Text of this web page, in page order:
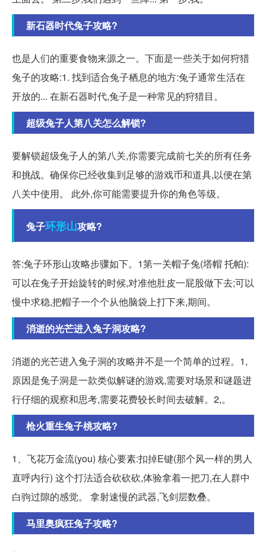
新石器时代兔子攻略?
也是人们的重要食物来源之一。下面是一些关于如何狩猎
兔子的攻略:1. 找到适合兔子栖息的地方:兔子通常生活在
开放的... 在新石器时代,兔子是一种常见的狩猎目。
超级兔子人第八关怎么解锁?
要解锁超级兔子人的第八关,你需要完成前七关的所有任务
和挑战。确保你已经收集到足够的游戏币和道具,以便在第
八关中使用。 此外,你可能需要提升你的角色等级。
兔子环形山攻略?
答:兔子环形山攻略步骤如下。1第一关帽子兔(塔帽 托帕):
可以在兔子开始旋转的时候,对准他肚皮一屁股做下去;可以
慢中求稳,把帽子一个个从他脑袋上打下来,期间。
消逝的光芒进入兔子洞攻略?
消逝的光芒进入兔子洞的攻略并不是一个简单的过程。1,
原因是兔子洞是一款类似解谜的游戏,需要对场景和谜题进
行仔细的观察和思考,需要花费较长时间去破解。2,。
枪火重生兔子桃攻略?
1、飞花万金流(you) 核心要素:扣掉E键(那个风一样的男人
直呼内行) 这个打法适合砍砍砍,体验拿着一把刀,在人群中
白驹过隙的感觉。 拿射速慢的武器,飞剑层数叠。
马里奥疯狂兔子攻略?